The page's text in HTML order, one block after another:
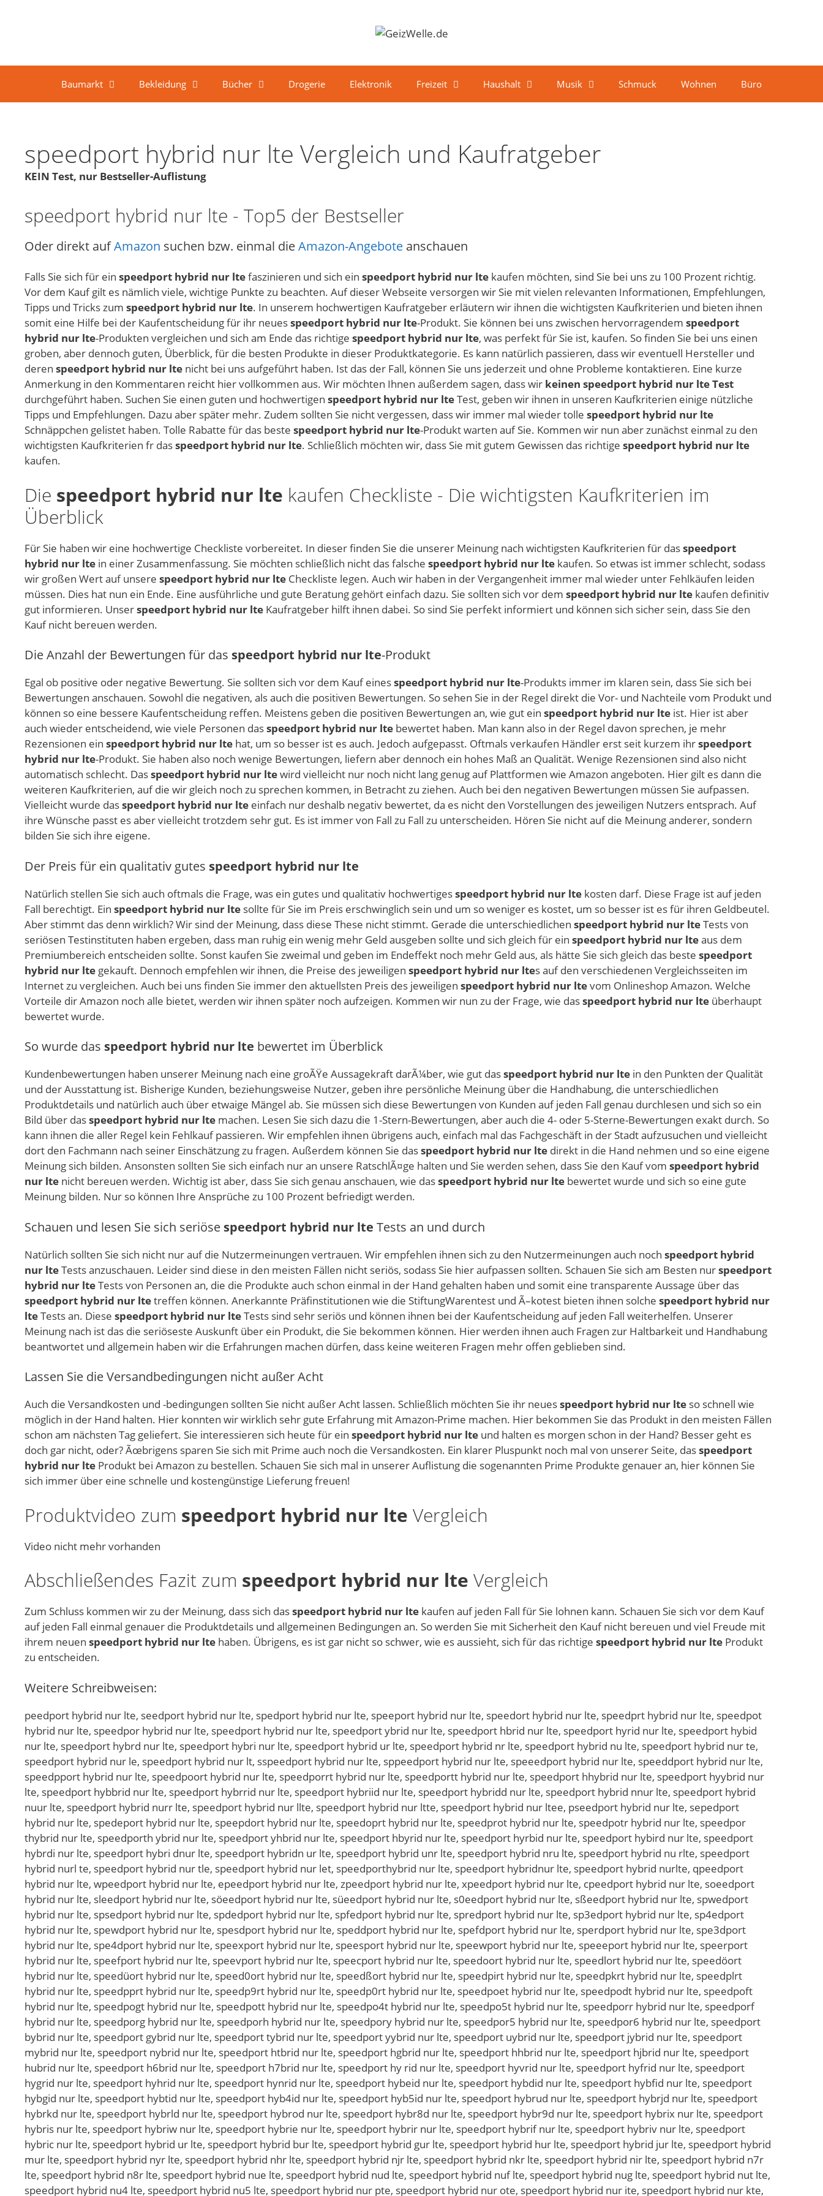
Baumarkt Bekleidung Bücher Drogerie Elektronik Freizeit Haushalt Musik Schmuck Wohnen Büro
speedport hybrid nur lte Vergleich und Kaufratgeber
KEIN Test, nur Bestseller-Auflistung
speedport hybrid nur lte - Top5 der Bestseller
Oder direkt aufAmazon suchen bzw. einmal dieAmazon-Angebote anschauen
Falls Sie sich für ein speedport hybrid nur ltefaszinieren und sich ein speedport hybrid nur lte kaufen möchten, sind Sie bei uns zu 100 Prozent richtig.
Vor dem Kauf gilt es nämlich viele, wichtige Punkte zu beachten. Auf dieser Webseite versorgen wir Sie mit vielen relevanten Informationen, Empfehlungen,
Tipps und Tricks zum speedport hybrid nur lte. In unserem hochwertigen Kaufratgeber erläutern wir ihnen die wichtigsten Kaufkriterien und bieten ihnen
somit eine Hilfe bei der Kaufentscheidung für ihr neuesspeedport hybrid nur lte-Produkt. Sie können bei uns zwischen hervorragendem speedport
hybrid nur lte-Produkten vergleichen und sich am Ende das richtige speedport hybrid nur lte, was perfekt für Sie ist, kaufen. So finden Sie bei uns einen
groben, aber dennoch guten, Überblick, für die besten Produkte in dieser Produktkategorie. Es kann natürlich passieren, dass wir eventuell Hersteller und
deren speedport hybrid nur lte nicht bei uns aufgeführt haben. Ist das der Fall, können Sie uns jederzeit und ohne Probleme kontaktieren. Eine kurze
Anmerkung in den Kommentaren reicht hier vollkommen aus. Wir möchten Ihnen außerdem sagen, dass wir keinen speedport hybrid nur lte Test
durchgeführt haben. Suchen Sie einen guten und hochwertigen speedport hybrid nur lteTest, geben wir ihnen in unseren Kaufkriterien einige nützliche
Tipps und Empfehlungen. Dazu aber später mehr. Zudem sollten Sie nicht vergessen, dass wir immer mal wieder tolle speedport hybrid nur lte
Schnäppchen gelistet haben. Tolle Rabatte für das beste speedport hybrid nur lte-Produkt warten auf Sie. Kommen wir nun aber zunächst einmal zu den
wichtigsten Kaufkriterien fr dasspeedport hybrid nur lte. Schließlich möchten wir, dass Sie mit gutem Gewissen das richtige speedport hybrid nur lte
kaufen.
Die speedport hybrid nur lte kaufen Checkliste - Die wichtigsten Kaufkriterien im
Überblick
Für Sie haben wir eine hochwertige Checkliste vorbereitet. In dieser finden Sie die unserer Meinung nach wichtigsten Kaufkriterien für dasspeedport
hybrid nur lte in einer Zusammenfassung. Sie möchten schließlich nicht das falsche speedport hybrid nur lte kaufen. So etwas ist immer schlecht, sodass
wir großen Wert auf unsere speedport hybrid nur lte Checkliste legen. Auch wir haben in der Vergangenheit immer mal wieder unter Fehlkäufen leiden
müssen. Dies hat nun ein Ende. Eine ausführliche und gute Beratung gehört einfach dazu. Sie sollten sich vor dem speedport hybrid nur lte kaufen definitiv
gut informieren. Unserspeedport hybrid nur lte Kaufratgeber hilft ihnen dabei. So sind Sie perfekt informiert und können sich sicher sein, dass Sie den
Kauf nicht bereuen werden.
Die Anzahl der Bewertungen für das speedport hybrid nur lte-Produkt
Egal ob positive oder negative Bewertung. Sie sollten sich vor dem Kauf einesspeedport hybrid nur lte-Produkts immer im klaren sein, dass Sie sich bei
Bewertungen anschauen. Sowohl die negativen, als auch die positiven Bewertungen. So sehen Sie in der Regel direkt die Vor- und Nachteile vom Produkt und
können so eine bessere Kaufentscheidung reffen. Meistens geben die positiven Bewertungen an, wie gut ein speedport hybrid nur lte ist. Hier ist aber
auch wieder entscheidend, wie viele Personen dasspeedport hybrid nur lte bewertet haben. Man kann also in der Regel davon sprechen, je mehr
Rezensionen ein speedport hybrid nur lte hat, um so besser ist es auch. Jedoch aufgepasst. Oftmals verkaufen Händler erst seit kurzem ihrspeedport
hybrid nur lte-Produkt. Sie haben also noch wenige Bewertungen, liefern aber dennoch ein hohes Maß an Qualität. Wenige Rezensionen sind also nicht
automatisch schlecht. Dasspeedport hybrid nur ltewird vielleicht nur noch nicht lang genug auf Plattformen wie Amazon angeboten. Hier gilt es dann die
weiteren Kaufkriterien, auf die wir gleich noch zu sprechen kommen, in Betracht zu ziehen. Auch bei den negativen Bewertungen müssen Sie aufpassen.
Vielleicht wurde dasspeedport hybrid nur lte einfach nur deshalb negativ bewertet, da es nicht den Vorstellungen des jeweiligen Nutzers entsprach. Auf
ihre Wünsche passt es aber vielleicht trotzdem sehr gut. Es ist immer von Fall zu Fall zu unterscheiden. Hören Sie nicht auf die Meinung anderer, sondern
bilden Sie sich ihre eigene.
Der Preis für ein qualitativ gutes speedport hybrid nur lte
Natürlich stellen Sie sich auch oftmals die Frage, was ein gutes und qualitativ hochwertigesspeedport hybrid nur lte kosten darf. Diese Frage ist auf jeden
Fall berechtigt. Ein speedport hybrid nur lte sollte für Sie im Preis erschwinglich sein und um so weniger es kostet, um so besser ist es für ihren Geldbeutel.
Aber stimmt das denn wirklich? Wir sind der Meinung, dass diese These nicht stimmt. Gerade die unterschiedlichen speedport hybrid nur lteTests von
seriösen Testinstituten haben ergeben, dass man ruhig ein wenig mehr Geld ausgeben sollte und sich gleich für ein speedport hybrid nur lteaus dem
Premiumbereich entscheiden sollte. Sonst kaufen Sie zweimal und geben im Endeffekt noch mehr Geld aus, als hätte Sie sich gleich das beste speedport
hybrid nur lte gekauft. Dennoch empfehlen wir ihnen, die Preise des jeweiligen speedport hybrid nur ltes auf den verschiedenen Vergleichsseiten im
Internet zu vergleichen. Auch bei uns finden Sie immer den aktuellsten Preis des jeweiligen speedport hybrid nur ltevom Onlineshop Amazon. Welche
Vorteile dir Amazon noch alle bietet, werden wir ihnen später noch aufzeigen. Kommen wir nun zu der Frage, wie dasspeedport hybrid nur lte überhaupt
bewertet wurde.
So wurde das speedport hybrid nur lte bewertet im Überblick
Kundenbewertungen haben unserer Meinung nach eine groÃŸe Aussagekraft darÃ¼ber, wie gut dasspeedport hybrid nur lte in den Punkten der Qualität
und der Ausstattung ist. Bisherige Kunden, beziehungsweise Nutzer, geben ihre persönliche Meinung über die Handhabung, die unterschiedlichen
Produktdetails und natürlich auch über etwaige Mängel ab. Sie müssen sich diese Bewertungen von Kunden auf jeden Fall genau durchlesen und sich so ein
Bild über dasspeedport hybrid nur lte machen. Lesen Sie sich dazu die 1-Stern-Bewertungen, aber auch die 4- oder 5-Sterne-Bewertungen exakt durch. So
kann ihnen die aller Regel kein Fehlkauf passieren. Wir empfehlen ihnen übrigens auch, einfach mal das Fachgeschäft in der Stadt aufzusuchen und vielleicht
dort den Fachmann nach seiner Einschätzung zu fragen. Außerdem können Sie dasspeedport hybrid nur lte direkt in die Hand nehmen und so eine eigene
Meinung sich bilden. Ansonsten sollten Sie sich einfach nur an unsere RatschlÃ¤ge halten und Sie werden sehen, dass Sie den Kauf vom speedport hybrid
nur lte nicht bereuen werden. Wichtig ist aber, dass Sie sich genau anschauen, wie dasspeedport hybrid nur lte bewertet wurde und sich so eine gute
Meinung bilden. Nur so können Ihre Ansprüche zu 100 Prozent befriedigt werden.
Schauen und lesen Sie sich seriöse speedport hybrid nur lte Tests an und durch
Natürlich sollten Sie sich nicht nur auf die Nutzermeinungen vertrauen. Wir empfehlen ihnen sich zu den Nutzermeinungen auch noch speedport hybrid
nur lteTests anzuschauen. Leider sind diese in den meisten Fällen nicht seriös, sodass Sie hier aufpassen sollten. Schauen Sie sich am Besten nurspeedport
hybrid nur lteTests von Personen an, die die Produkte auch schon einmal in der Hand gehalten haben und somit eine transparente Aussage über das
speedport hybrid nur ltetreffen können. Anerkannte Präfinstitutionen wie die StiftungWarentest und Ã–kotest bieten ihnen solche speedport hybrid nur
lteTests an. Diese speedport hybrid nur lteTests sind sehr seriös und können ihnen bei der Kaufentscheidung auf jeden Fall weiterhelfen. Unserer
Meinung nach ist das die seriöseste Auskunft über ein Produkt, die Sie bekommen können. Hier werden ihnen auch Fragen zur Haltbarkeit und Handhabung
beantwortet und allgemein haben wir die Erfahrungen machen dürfen, dass keine weiteren Fragen mehr offen geblieben sind.
Lassen Sie die Versandbedingungen nicht außer Acht
Auch die Versandkosten und -bedingungen sollten Sie nicht außer Acht lassen. Schließlich möchten Sie ihr neuesspeedport hybrid nur lte so schnell wie
möglich in der Hand halten. Hier konnten wir wirklich sehr gute Erfahrung mit Amazon-Prime machen. Hier bekommen Sie das Produkt in den meisten Fällen
schon am nächsten Tag geliefert. Sie interessieren sich heute für ein speedport hybrid nur lte und halten es morgen schon in der Hand? Besser geht es
doch gar nicht, oder? Ãœbrigens sparen Sie sich mit Prime auch noch die Versandkosten. Ein klarer Pluspunkt noch mal von unserer Seite, dasspeedport
hybrid nur lte Produkt bei Amazon zu bestellen. Schauen Sie sich mal in unserer Auflistung die sogenannten Prime Produkte genauer an, hier können Sie
sich immer über eine schnelle und kostengünstige Lieferung freuen!
Produktvideo zum speedport hybrid nur lte Vergleich
Video nicht mehr vorhanden
Abschließendes Fazit zum speedport hybrid nur lte Vergleich
Zum Schluss kommen wir zu der Meinung, dass sich dasspeedport hybrid nur lte kaufen auf jeden Fall für Sie lohnen kann. Schauen Sie sich vor dem Kauf
auf jeden Fall einmal genauer die Produktdetails und allgemeinen Bedingungen an. So werden Sie mit Sicherheit den Kauf nicht bereuen und viel Freude mit
ihrem neuen speedport hybrid nur lte haben. Übrigens, es ist gar nicht so schwer, wie es aussieht, sich für das richtige speedport hybrid nur lte Produkt
zu entscheiden.
Weitere Schreibweisen:
peedport hybrid nur lte, seedport hybrid nur lte, spedport hybrid nur lte, speeport hybrid nur lte, speedort hybrid nur lte, speedprt hybrid nur lte, speedpot hybrid nur lte, speedpor hybrid nur lte, speedport hybrid nur lte, speedport ybrid nur lte, speedport hbrid nur lte, speedport hyrid nur lte, speedport hybid nur lte, speedport hybrd nur lte, speedport hybri nur lte, speedport hybrid ur lte, speedport hybrid nr lte, speedport hybrid nu lte, speedport hybrid nur te, speedport hybrid nur le, speedport hybrid nur lt, sspeedport hybrid nur lte, sppeedport hybrid nur lte, speeedport hybrid nur lte, speeddport hybrid nur lte, speedpport hybrid nur lte, speedpoort hybrid nur lte, speedporrt hybrid nur lte, speedportt hybrid nur lte, speedport hhybrid nur lte, speedport hyybrid nur lte, speedport hybbrid nur lte, speedport hybrrid nur lte, speedport hybriid nur lte, speedport hybridd nur lte, speedport hybrid nnur lte, speedport hybrid nuur lte, speedport hybrid nurr lte, speedport hybrid nur llte, speedport hybrid nur ltte, speedport hybrid nur ltee, pseedport hybrid nur lte, sepedport hybrid nur lte, spedeport hybrid nur lte, speepdort hybrid nur lte, speedoprt hybrid nur lte, speedprot hybrid nur lte, speedpotr hybrid nur lte, speedpor thybrid nur lte, speedporth ybrid nur lte, speedport yhbrid nur lte, speedport hbyrid nur lte, speedport hyrbid nur lte, speedport hybird nur lte, speedport hybrdi nur lte, speedport hybri dnur lte, speedport hybridn ur lte, speedport hybrid unr lte, speedport hybrid nru lte, speedport hybrid nu rlte, speedport hybrid nurl te, speedport hybrid nur tle, speedport hybrid nur let, speedporthybrid nur lte, speedport hybridnur lte, speedport hybrid nurlte, qpeedport hybrid nur lte, wpeedport hybrid nur lte, epeedport hybrid nur lte, zpeedport hybrid nur lte, xpeedport hybrid nur lte, cpeedport hybrid nur lte, soeedport hybrid nur lte, sleedport hybrid nur lte, söeedport hybrid nur lte, süeedport hybrid nur lte, s0eedport hybrid nur lte, sßeedport hybrid nur lte, spwedport hybrid nur lte, spsedport hybrid nur lte, spdedport hybrid nur lte, spfedport hybrid nur lte, spredport hybrid nur lte, sp3edport hybrid nur lte, sp4edport hybrid nur lte, spewdport hybrid nur lte, spesdport hybrid nur lte, speddport hybrid nur lte, spefdport hybrid nur lte, sperdport hybrid nur lte, spe3dport hybrid nur lte, spe4dport hybrid nur lte, speexport hybrid nur lte, speesport hybrid nur lte, speewport hybrid nur lte, speeeport hybrid nur lte, speerport hybrid nur lte, speefport hybrid nur lte, speevport hybrid nur lte, speecport hybrid nur lte, speedoort hybrid nur lte, speedlort hybrid nur lte, speedöort hybrid nur lte, speedüort hybrid nur lte, speed0ort hybrid nur lte, speedßort hybrid nur lte, speedpirt hybrid nur lte, speedpkrt hybrid nur lte, speedplrt hybrid nur lte, speedpprt hybrid nur lte, speedp9rt hybrid nur lte, speedp0rt hybrid nur lte, speedpoet hybrid nur lte, speedpodt hybrid nur lte, speedpoft hybrid nur lte, speedpogt hybrid nur lte, speedpott hybrid nur lte, speedpo4t hybrid nur lte, speedpo5t hybrid nur lte, speedporr hybrid nur lte, speedporf hybrid nur lte, speedporg hybrid nur lte, speedporh hybrid nur lte, speedpory hybrid nur lte, speedpor5 hybrid nur lte, speedpor6 hybrid nur lte, speedport bybrid nur lte, speedport gybrid nur lte, speedport tybrid nur lte, speedport yybrid nur lte, speedport uybrid nur lte, speedport jybrid nur lte, speedport mybrid nur lte, speedport nybrid nur lte, speedport htbrid nur lte, speedport hgbrid nur lte, speedport hhbrid nur lte, speedport hjbrid nur lte, speedport hubrid nur lte, speedport h6brid nur lte, speedport h7brid nur lte, speedport hy rid nur lte, speedport hyvrid nur lte, speedport hyfrid nur lte, speedport hygrid nur lte, speedport hyhrid nur lte, speedport hynrid nur lte, speedport hybeid nur lte, speedport hybdid nur lte, speedport hybfid nur lte, speedport hybgid nur lte, speedport hybtid nur lte, speedport hyb4id nur lte, speedport hyb5id nur lte, speedport hybrud nur lte, speedport hybrjd nur lte, speedport hybrkd nur lte, speedport hybrld nur lte, speedport hybrod nur lte, speedport hybr8d nur lte, speedport hybr9d nur lte, speedport hybrix nur lte, speedport hybris nur lte, speedport hybriw nur lte, speedport hybrie nur lte, speedport hybrir nur lte, speedport hybrif nur lte, speedport hybriv nur lte, speedport hybric nur lte, speedport hybrid ur lte, speedport hybrid bur lte, speedport hybrid gur lte, speedport hybrid hur lte, speedport hybrid jur lte, speedport hybrid mur lte, speedport hybrid nyr lte, speedport hybrid nhr lte, speedport hybrid njr lte, speedport hybrid nkr lte, speedport hybrid nir lte, speedport hybrid n7r lte, speedport hybrid n8r lte, speedport hybrid nue lte, speedport hybrid nud lte, speedport hybrid nuf lte, speedport hybrid nug lte, speedport hybrid nut lte, speedport hybrid nu4 lte, speedport hybrid nu5 lte, speedport hybrid nur pte, speedport hybrid nur ote, speedport hybrid nur ite, speedport hybrid nur kte, speedport hybrid nur mte, speedport hybrid nur lre, speedport hybrid nur lfe, speedport hybrid nur lge, speedport hybrid nur lhe, speedport hybrid nur lye, speedport hybrid nur l5e, speedport hybrid nur l6e, speedport hybrid nur ltw, speedport hybrid nur lts, speedport hybrid nur ltd, speedport hybrid nur ltf, speedport hybrid nur ltr, speedport hybrid nur lt3, speedport hybrid nur lt4, qspeedport hybrid nur lte, sqpeedport hybrid nur lte, wspeedport hybrid nur lte, swpeedport hybrid nur lte, espeedport hybrid nur lte, sepeedport hybrid nur lte, zspeedport hybrid nur lte, szpeedport hybrid nur lte, xspeedport hybrid nur lte, sxpeedport hybrid nur lte, cspeedport hybrid nur lte, scpeedport hybrid nur lte, sopeedport hybrid nur lte, spoeedport hybrid nur lte, slpeedport hybrid nur lte, spleedport hybrid nur lte, söpeedport hybrid nur lte, spöeedport hybrid nur lte, süpeedport hybrid nur lte, spüeedport hybrid nur lte, s0peedport hybrid nur lte, sp0eedport hybrid nur lte, sßpeedport hybrid nur lte, spßeedport hybrid nur lte, spweedport hybrid nur lte, spewedport hybrid nur lte, spseedport hybrid nur lte, spesedport hybrid nur lte, spdeedport hybrid nur lte, spededport hybrid nur lte, spfeedport hybrid nur lte, spefedport hybrid nur lte, spreedport hybrid nur lte, speredport hybrid nur lte, sp3eedport hybrid nur lte, spe3edport hybrid nur lte, sp4eedport hybrid nur lte, spe4edport hybrid nur lte, speewdport hybrid nur lte, speesdport hybrid nur lte, speefdport hybrid nur lte, speerdport hybrid nur lte, spee3dport hybrid nur lte, spee4dport hybrid nur lte, speexdport hybrid nur lte, speedxport hybrid nur lte, speedsport hybrid nur lte, speedwport hybrid nur lte, speedeport hybrid nur lte, speedrport hybrid nur lte, speedfport hybrid nur lte, speevdport hybrid nur lte, speedvport hybrid nur lte, speecdport hybrid nur lte, speedcport hybrid nur lte, speedoport hybrid nur lte, speedlport hybrid nur lte, speedplort hybrid nur lte, speedöport hybrid nur lte, speedpöort hybrid nur lte, speedüport hybrid nur lte, speedpüort hybrid nur lte, speed0port hybrid nur lte, speedp0ort hybrid nur lte, speedßport hybrid nur lte, speedpßort hybrid nur lte, speedpiort hybrid nur lte, speedpoirt hybrid nur lte, speedpkort hybrid nur lte, speedpokrt hybrid nur lte, speedpolrt hybrid nur lte, speedpoprt hybrid nur lte, speedp9ort hybrid nur lte, speedpo9rt hybrid nur lte, speedpo0rt hybrid nur lte, speedpoert hybrid nur lte, speedporet hybrid nur lte, speedpodrt hybrid nur lte, speedpordt hybrid nur lte, speedpofrt hybrid nur lte, speedporft hybrid nur lte, speedpogrt hybrid nur lte, speedporgt hybrid nur lte, speedpotrt hybrid nur lte, speedpo4rt hybrid nur lte, speedpor4t hybrid nur lte, speedpo5rt hybrid nur lte, speedpor5t hybrid nur lte, speedportr hybrid nur lte, speedportf hybrid nur lte, speedportg hybrid nur lte, speedporht hybrid nur lte, speedporth hybrid nur lte, speedporyt hybrid nur lte, speedporty hybrid nur lte, speedport5 hybrid nur lte, speedpor6t hybrid nur lte, speedport6 hybrid nur lte, speedport bhybrid nur lte, speedport hbybrid nur lte, speedport ghybrid nur lte, speedport hgybrid nur lte, speedport thybrid nur lte, speedport htybrid nur lte, speedport yhybrid nur lte, speedport uhybrid nur lte, speedport huybrid nur lte, speedport jhybrid nur lte, speedport hjybrid nur lte, speedport mhybrid nur lte, speedport hmybrid nur lte, speedport nhybrid nur lte, speedport hnybrid nur lte, speedport hytbrid nur lte, speedport hygbrid nur lte, speedport hyhbrid nur lte, speedport hyjbrid nur lte, speedport hyubrid nur lte, speedport h6ybrid nur lte, speedport hy6brid nur lte, speedport h7ybrid nur lte, speedport hy7brid nur lte, speedport hy brid nur lte, speedport hyb rid nur lte, speedport hyvbrid nur lte, speedport hybvrid nur lte, speedport hyfbrid nur lte, speedport hybfrid nur lte, speedport hybgrid nur lte, speedport hybhrid nur lte, speedport hynbrid nur lte, speedport hybnrid nur lte, speedport hyberid nur lte, speedport hybreid nur lte, speedport hybdrid nur lte, speedport hybrdid nur lte, speedport hybrfid nur lte, speedport hybrgid nur lte, speedport hybtrid nur lte, speedport hybrtid nur lte, speedport hyb4rid nur lte, speedport hybr4id nur lte, speedport hyb5rid nur lte, speedport hybr5id nur lte, speedport hybruid nur lte, speedport hybriud nur lte, speedport hybrjid nur lte, speedport hybrijd nur lte, speedport hybrkid nur lte, speedport hybrikd nur lte, speedport hybrlid nur lte, speedport hybrild nur lte, speedport hybroid nur lte, speedport hybriod nur lte, speedport hybr8id nur lte, speedport hybri8d nur lte, speedport hybr9id nur lte, speedport hybri9d nur lte, speedport hybrixd nur lte, speedport hybridx nur lte, speedport hybrisd nur lte, speedport hybrids nur lte, speedport hybriwd nur lte, speedport hybridw nur lte, speedport hybried nur lte, speedport hybride nur lte, speedport hybrird nur lte, speedport hybridr nur lte, speedport hybrifd nur lte, speedport hybridf nur lte, speed